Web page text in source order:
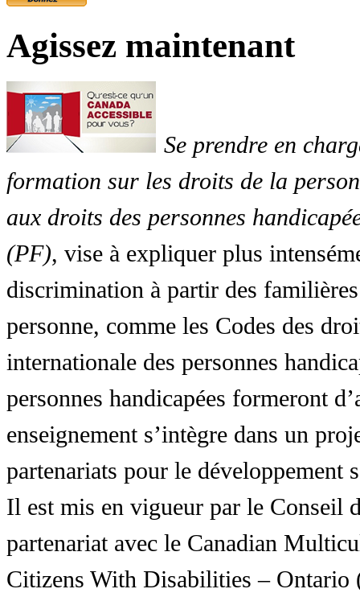
Agissez maintenant
Se prendre en
formation sur les droits de la
aux droits des personnes
(PF), vise à expliquer plus
discrimination à partir des
personne, comme les Codes des
internationale des personnes
personnes handicapées formeront
enseignement s’intègre dans un
partenariats pour le développement
Il est mis en vigueur par le Conseil
partenariat avec le Canadian
Citizens With Disabilities – Ontario